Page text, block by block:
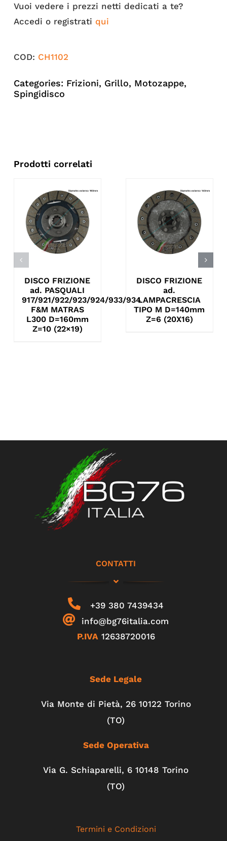
Vuoi vedere i prezzi netti dedicati a te?
Accedi o registrati qui
COD: CH1102
Categories: Frizioni, Grillo, Motozappe,
Spingidisco
Prodotti correlati
DISCO FRIZIONE
ad. PASQUALI
917/921/922/923/924/933/934
F&M MATRAS
L300 D=160mm
Z=10 (22×19)
DISCO FRIZIONE
ad.
LAMPACRESCIA
TIPO M D=140mm
Z=6 (20X16)
CONTATTI
+39 380 7439434
info@bg76italia.com
P.IVA 12638720016
Sede Legale
Via Monte di Pietà, 26 10122 Torino
(TO)
Sede Operativa
Via G. Schiaparelli, 6 10148 Torino
(TO)
Termini e Condizioni